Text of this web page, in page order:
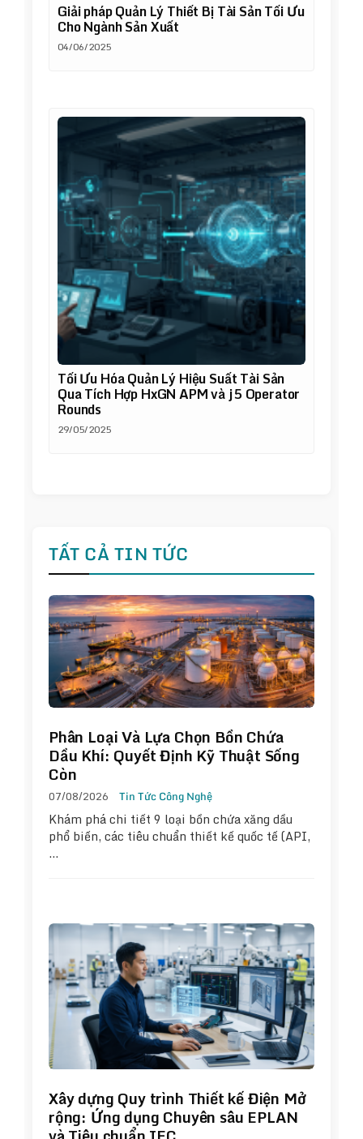
Giải pháp Quản Lý Thiết Bị Tài Sản Tối Ưu
Cho Ngành Sản Xuất
04/06/2025
Tối Ưu Hóa Quản Lý Hiệu Suất Tài Sản
Qua Tích Hợp HxGN APM và j5 Operator
Rounds
29/05/2025
TẤT CẢ TIN TỨC
Phân Loại Và Lựa Chọn Bồn Chứa
Dầu Khí: Quyết Định Kỹ Thuật Sống
Còn
07/08/2026 Tin Tức Công Nghệ
Khám phá chi tiết 9 loại bồn chứa xăng dầu
phổ biến, các tiêu chuẩn thiết kế quốc tế (API,
…
Xây dựng Quy trình Thiết kế Điện Mở
rộng: Ứng dụng Chuyên sâu EPLAN